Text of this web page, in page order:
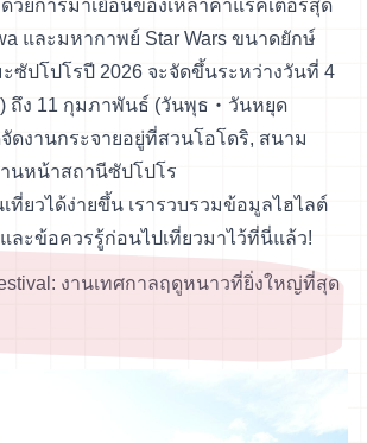
วยการมาเยือนของเหล่าคาแรคเตอร์สุด
และมหากาพย์ Star Wars ขนาดยักษ์
ซัปโปโรปี 2026 จะจัดขึ้นระหว่างวันที่ 4
ถึง 11 กุมภาพันธ์ (วันพุธ・วันหยุด
ดงานกระจายอยู่ที่สวนโอโดริ, สนาม
นหน้าสถานีซัปโปโร
ที่ยวได้ง่ายขึ้น เรารวบรวมข้อมูลไฮไลต์
ละข้อควรรู้ก่อนไปเที่ยวมาไว้ที่นี่แล้ว!
งานเทศกาลฤดูหนาวที่ยิ่งใหญ่ที่สุด